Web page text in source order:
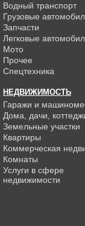
Водный транспорт
Грузовые
Запчасти
Легковые
Мото
Прочее
Спецтехника
НЕДВИЖИМОСТЬ
Гаражи и
Дома, дачи,
Земельные участки
Квартиры
Коммерческая
Комнаты
Услуги в сфере
недвижимости